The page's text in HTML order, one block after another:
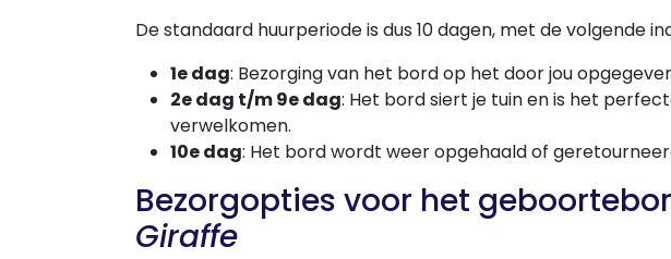
De standaard huurperiode is dus 10 dagen, met de volgende
1e dag: Bezorging van het bord op het door jou
2e dag t/m 9e dag: Het bord siert je tuin en is het
verwelkomen.
10e dag: Het bord wordt weer opgehaald of
Bezorgopties voor het
Giraffe